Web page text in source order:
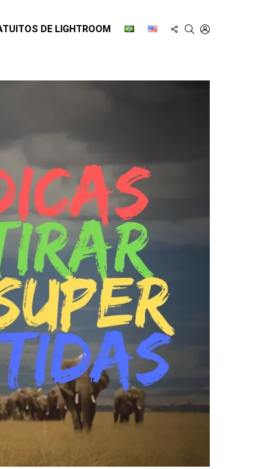
DE LIGHTROOM
FOLLOWSEARCH